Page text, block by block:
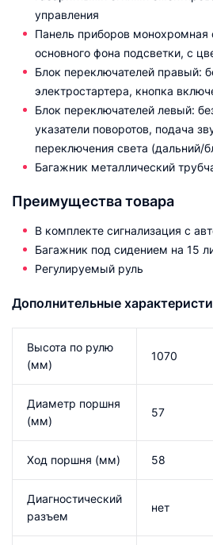
управления
Панель приборов монохромная
основного фона подсветки, с
Блок переключателей правый:
электростартера, кнопка
Блок переключателей левый:
указатели поворотов, подача
переключения света (дальний/
Багажник металлический
Преимущества товара
В комплекте сигнализация с
Багажник под сидением на 15
Регулируемый руль
Дополнительные
Высота по рулю
(мм)
1070
Диаметр поршня
(мм)
57
Ход поршня (мм) 58
Диагностический
разъем
нет